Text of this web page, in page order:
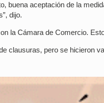
buena aceptación de la
dijo.
la Cámara de Comercio.
clausuras, pero se hicieron